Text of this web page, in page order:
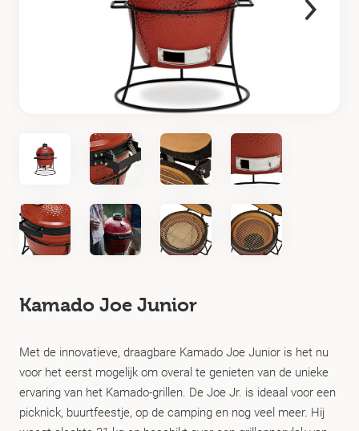
Kamado Joe Junior
Met de innovatieve, draagbare Kamado Joe Junior is het nu
voor het eerst mogelijk om overal te genieten van de unieke
ervaring van het Kamado-grillen. De Joe Jr. is ideaal voor een
picknick, buurtfeestje, op de camping en nog veel meer. Hij